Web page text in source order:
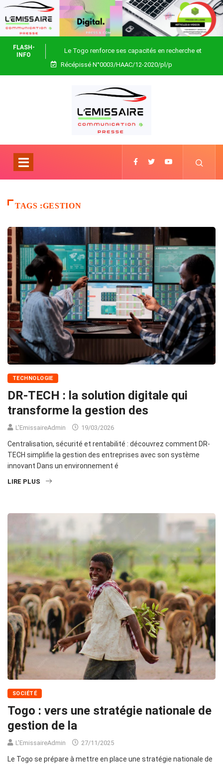
FLASH-
INFO
Le Togo renforce ses capacités en recherche et
biotechnologie
Récépissé N°0003/HAAC/12-2020/pl/p
TAGS :GESTION
TECHNOLOGIE
DR-TECH : la solution digitale qui
transforme la gestion des
L'EmissaireAdmin 19/03/2026
Centralisation, sécurité et rentabilité : découvrez comment DR-
TECH simplifie la gestion des entreprises avec son système
innovant Dans un environnement é
LIRE PLUS
SOCIÉTÉ
Togo : vers une stratégie nationale de
gestion de la
L'EmissaireAdmin 27/11/2025
Le Togo se prépare à mettre en place une stratégie nationale de